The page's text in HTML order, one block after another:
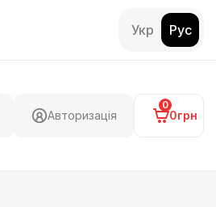
Укр Рус
Авторизація
0
0грн